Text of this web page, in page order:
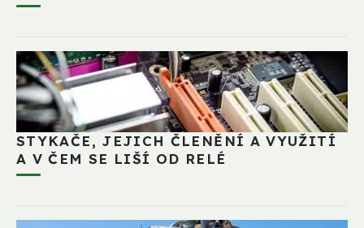
STYKAČE, JEJICH ČLENĚNÍ A VYUŽITÍ
A V ČEM SE LIŠÍ OD RELÉ